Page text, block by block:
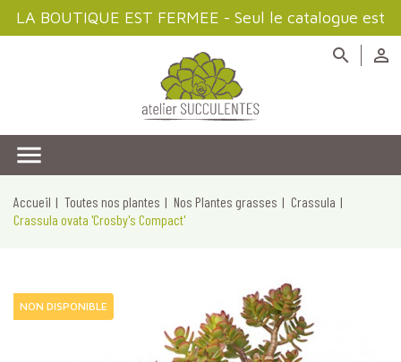
LA BOUTIQUE EST FERMEE - Seul le catalogue est
disponible à la consultation



Accueil Toutes nos plantes Nos Plantes grasses
Crassula
Crassula ovata 'Crosby's Compact'
NON DISPONIBLE